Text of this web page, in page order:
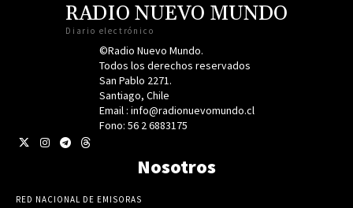
RADIO NUEVO MUNDO
Diario electrónico
©Radio Nuevo Mundo.
Todos los derechos reservados
San Pablo 2271.
Santiago, Chile
Email : info@radionuevomundo.cl
Fono: 56 2 6883175
Nosotros
RED NACIONAL DE EMISORAS